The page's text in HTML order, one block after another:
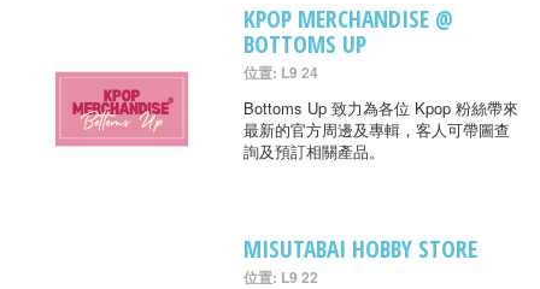
KPOP MERCHANDISE @
BOTTOMS UP
位置: L9 24
Bottoms Up 致力為各位 Kpop 粉絲帶來
最新的官方周邊及專輯，客人可帶圖查
詢及預訂相關產品。
MISUTABAI HOBBY STORE
位置: L9 22